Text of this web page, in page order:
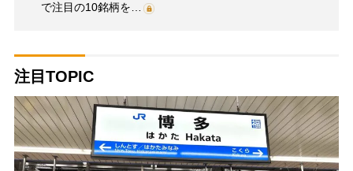
で注目の10銘柄を…
注目TOPIC